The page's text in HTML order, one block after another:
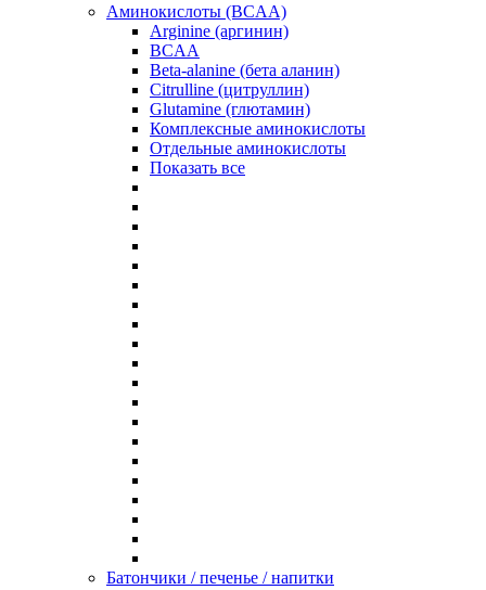
Аминокислоты (BCAA)
Arginine (аргинин)
BCAA
Beta-alanine (бета аланин)
Citrulline (цитруллин)
Glutamine (глютамин)
Комплексные аминокислоты
Отдельные аминокислоты
Показать все
Батончики / печенье / напитки